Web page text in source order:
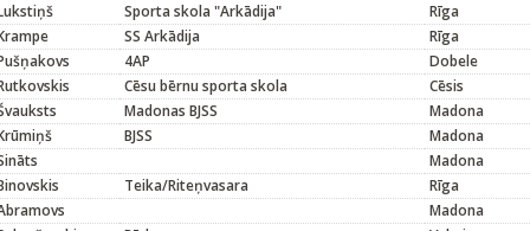
Sporta skola "Arkādija"
Rīga
SS Arkādija
Rīga
4AP
Dobele
Cēsu bērnu sporta skola
Cēsis
Madonas BJSS
Madona
BJSS
Madona
Madona
Teika/Riteņvasara
Rīga
Madona